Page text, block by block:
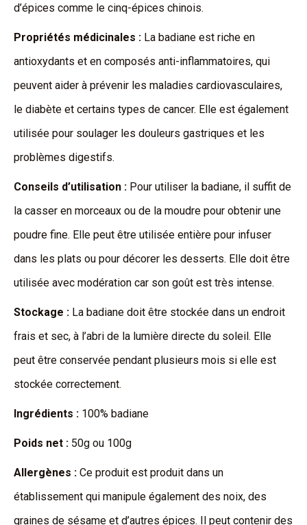
d’épices comme le cinq-épices chinois.
Propriétés médicinales : La badiane est riche en
antioxydants et en composés anti-inflammatoires, qui
peuvent aider à prévenir les maladies cardiovasculaires,
le diabète et certains types de cancer. Elle est également
utilisée pour soulager les douleurs gastriques et les
problèmes digestifs.
Conseils d’utilisation : Pour utiliser la badiane, il suffit de
la casser en morceaux ou de la moudre pour obtenir une
poudre fine. Elle peut être utilisée entière pour infuser
dans les plats ou pour décorer les desserts. Elle doit être
utilisée avec modération car son goût est très intense.
Stockage : La badiane doit être stockée dans un endroit
frais et sec, à l’abri de la lumière directe du soleil. Elle
peut être conservée pendant plusieurs mois si elle est
stockée correctement.
Ingrédients : 100% badiane
Poids net : 50g ou 100g
Allergènes : Ce produit est produit dans un
établissement qui manipule également des noix, des
graines de sésame et d’autres épices. Il peut contenir des